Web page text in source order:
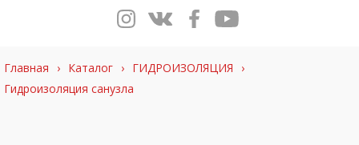
Главная › Каталог › ГИДРОИЗОЛЯЦИЯ
›
Гидроизоляция санузла